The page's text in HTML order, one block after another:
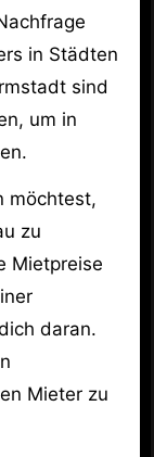
in Städten
sind
um in
möchtest,
zu
Mietpreise
daran.
Mieter zu